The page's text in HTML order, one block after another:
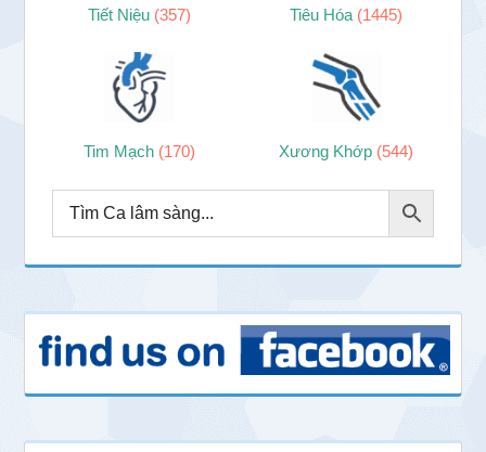
Tiết Niệu (357) Tiêu Hóa (1445)
Tim Mạch (170) Xương Khớp (544)